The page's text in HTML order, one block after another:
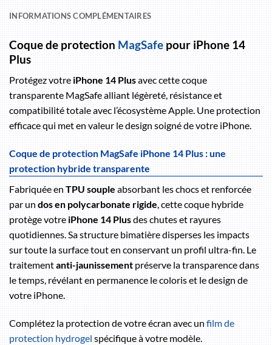
INFORMATIONS COMPLÉMENTAIRES
Coque de protectionMagSafepour iPhone 14
Plus
Protégez votreiPhone 14 Plusavec cette coque
transparente MagSafe alliant légèreté, résistance et
compatibilité totale avec l’écosystème Apple. Une protection
efficace qui met en valeur le design soigné de votre iPhone.
Coque de protection MagSafe iPhone 14 Plus : une
protection hybride transparente
Fabriquée enTPU soupleabsorbant les chocs et renforcée
par undos en polycarbonate rigide, cette coque hybride
protège votreiPhone 14 Plusdes chutes et rayures
quotidiennes. Sa structure bimatière disperses les impacts
sur toute la surface tout en conservant un profil ultra-fin. Le
traitementanti-jaunissementpréserve la transparence dans
le temps, révélant en permanence le coloris et le design de
votre iPhone.
Complétez la protection de votre écran avec unfilm de
protection hydrogelspécifique à votre modèle.